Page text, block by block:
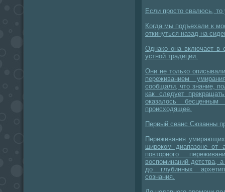
Если просто свалюсь, то
Когда мы подъехали к
откинуться назад на
Однако она включает в
устной традиции.
Они не только
переживанием
сообщали, что знание,
как следует
оказалось
происходящее.
Первый сеанс Сюзанны
Переживания
широком диапазоне от
повторного
воспоминаний детства,
до глубинных
сознания.